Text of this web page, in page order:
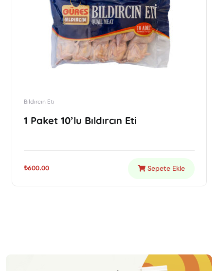
Bıldırcın Eti
1 Paket 10’lu Bıldırcın Eti
₺600.00 Sepete Ekle